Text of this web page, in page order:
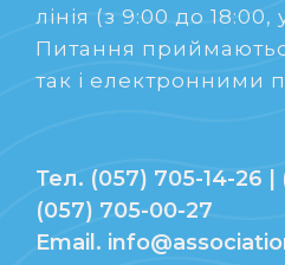
лінія (з 9:00 до 18:00,
Питання
так і електронними
Тел. (057) 705-14-26 |
(057) 705-00-27
Email.